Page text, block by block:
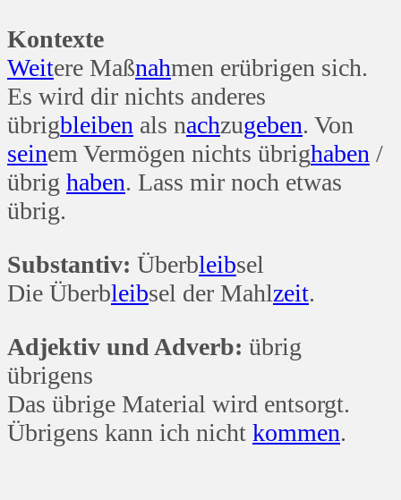
Kontexte
Weitere Maßnahmen erübrigen sich.
Es wird dir nichts anderes
übrigbleiben als nachzugeben. Von
seinem Vermögen nichts übrighaben /
übrig haben. Lass mir noch etwas
übrig.
Substantiv: Überbleibsel
Die Überbleibsel der Mahlzeit.
Adjektiv und Adverb: übrig
übrigens
Das übrige Material wird entsorgt.
Übrigens kann ich nicht kommen.